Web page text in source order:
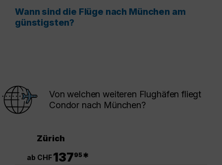
Wann sind die Flüge nach München am
günstigsten?
Von welchen weiteren Flughäfen fliegt
Condor nach München?
Zürich
ab CHF13795*